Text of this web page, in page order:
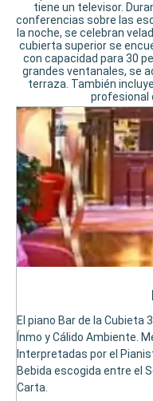
tiene un televisor.
conferencias sobre las
la noche, se celebran
cubierta superior se
con capacidad para 30
grandes ventanales, se
terraza. También
profesional
El piano Bar de la Cubieta
Ínmo y Cálido Ambiente.
Interpretadas por el
Bebida escogida entre el
Carta.